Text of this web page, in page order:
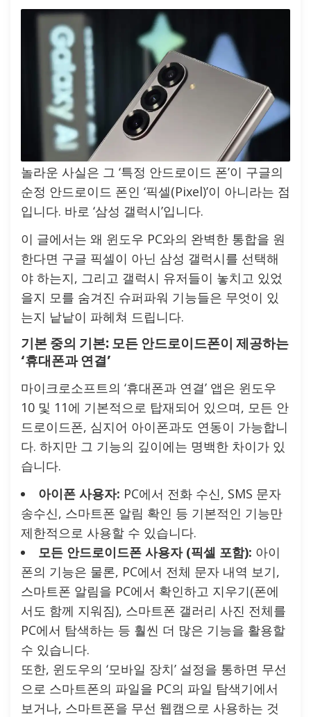
놀라운 사실은 그 ‘특정 안드로이드 폰’이 구글의
순정 안드로이드 폰인 ‘픽셀(Pixel)’이 아니라는 점
입니다. 바로 ‘삼성 갤럭시’입니다.
이 글에서는 왜 윈도우 PC와의 완벽한 통합을 원
한다면 구글 픽셀이 아닌 삼성 갤럭시를 선택해
야 하는지, 그리고 갤럭시 유저들이 놓치고 있었
을지 모를 숨겨진 슈퍼파워 기능들은 무엇이 있
는지 낱낱이 파헤쳐 드립니다.
기본 중의 기본: 모든 안드로이드폰이 제공하는
‘휴대폰과 연결’
마이크로소프트의 ‘휴대폰과 연결’ 앱은 윈도우
10 및 11에 기본적으로 탑재되어 있으며, 모든 안
드로이드폰, 심지어 아이폰과도 연동이 가능합니
다. 하지만 그 기능의 깊이에는 명백한 차이가 있
습니다.
아이폰 사용자: PC에서 전화 수신, SMS 문자
송수신, 스마트폰 알림 확인 등 기본적인 기능만
제한적으로 사용할 수 있습니다.
모든 안드로이드폰 사용자 (픽셀 포함): 아이
폰의 기능은 물론, PC에서 전체 문자 내역 보기,
스마트폰 알림을 PC에서 확인하고 지우기(폰에
서도 함께 지워짐), 스마트폰 갤러리 사진 전체를
PC에서 탐색하는 등 훨씬 더 많은 기능을 활용할
수 있습니다.
또한, 윈도우의 ‘모바일 장치’ 설정을 통하면 무선
으로 스마트폰의 파일을 PC의 파일 탐색기에서
보거나, 스마트폰을 무선 웹캠으로 사용하는 것